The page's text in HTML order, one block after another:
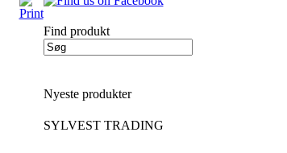
Find produkt
Nyeste produkter
SYLVEST TRADING